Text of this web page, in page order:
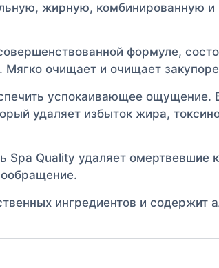
жирную, комбинированную
формуле,
очищает и очищает
успокаивающее ощущение.
удаляет избыток жира,
удаляет омертвевшие
ингредиентов и содержит